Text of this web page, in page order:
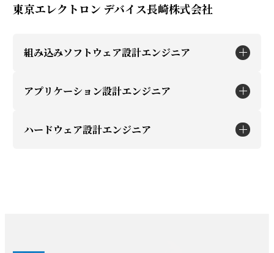
東京エレクトロン デバイス長崎株式会社
組み込みソフトウェア設計エンジニア
職種説明
自社製品、受託製品の組み込みソフトウェア開発
アプリケーション設計エンジニア
職種説明
ハードウェア設計エンジニア